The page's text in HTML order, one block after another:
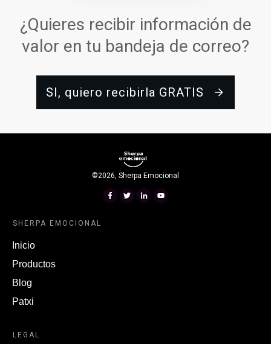
¿Quieres recibir información de
valor en tu bandeja de correo?
SI, quiero recibirla GRATIS
©2026, Sherpa Emocional
SHERPA EMOCIONAL
Inicio
Productos
Blog
Patxi
LEGAL